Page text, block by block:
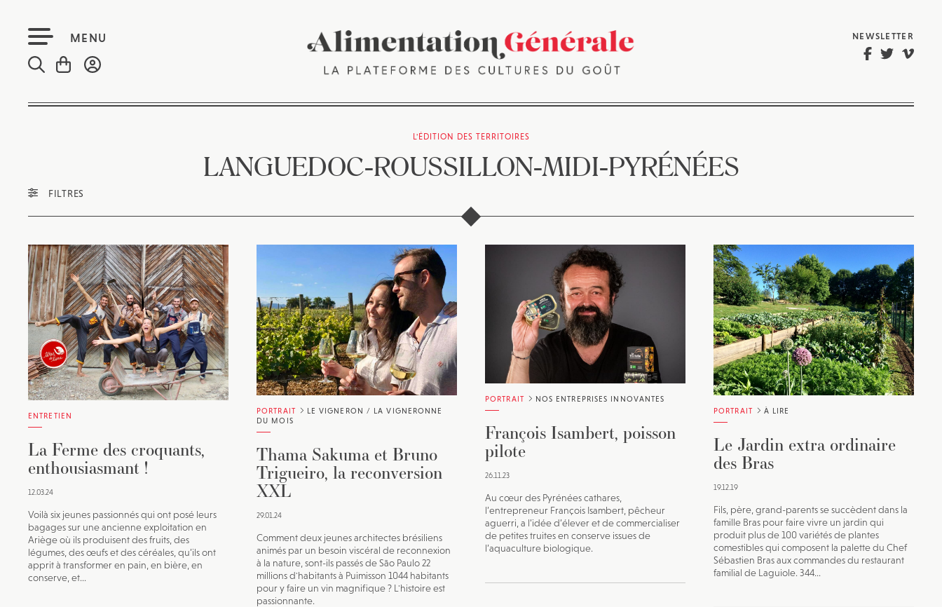
MENU NEWSLETTER
L'ÉDITION DES TERRITOIRES
LANGUEDOC-ROUSSILLON-MIDI-PYRÉNÉES
FILTRES
ENTRETIEN
La Ferme des croquants,
enthousiasmant !
12.03.24
Voilà six jeunes passionnés qui ont posé leurs
bagages sur une ancienne exploitation en
Ariège où ils produisent des fruits, des
légumes, des œufs et des céréales, qu’ils ont
apprit à transformer en pain, en bière, en
conserve, et...
PORTRAIT
LE VIGNERON / LA VIGNERONNE
DU MOIS
Thama Sakuma et Bruno
Trigueiro, la reconversion
XXL
29.01.24
Comment deux jeunes architectes brésiliens
animés par un besoin viscéral de reconnexion
à la nature, sont-ils passés de São Paulo 22
millions d'habitants à Puimisson 1044 habitants
pour y faire un vin magnifique ? L'histoire est
passionnante.
PORTRAIT NOS ENTREPRISES INNOVANTES
François Isambert, poisson
pilote
26.11.23
Au cœur des Pyrénées cathares,
l’entrepreneur François Isambert, pêcheur
aguerri, a l’idée d’élever et de commercialiser
de petites truites en conserve issues de
l’aquaculture biologique.
PORTRAIT À LIRE
Le Jardin extra ordinaire
des Bras
19.12.19
Fils, père, grand-parents se succèdent dans la
famille Bras pour faire vivre un jardin qui
produit plus de 100 variétés de plantes
comestibles qui composent la palette du Chef
Sébastien Bras aux commandes du restaurant
familial de Laguiole. 344...
JE M'INSCRIS À LA NEWSLETTER
Pour recevoir toutes les deux semaines notre lettre d’info avec une
sélection d’articles …